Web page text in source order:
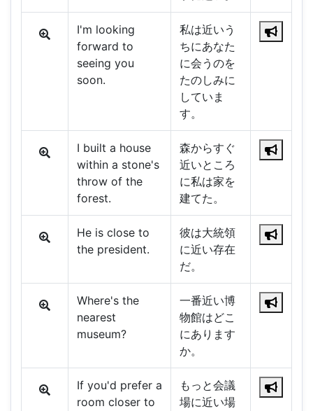
I'm looking
forward to
seeing you
soon.
私は近いう
ちにあなた
に会うのを
たのしみに
していま
す。
I built a house
within a stone's
throw of the
forest.
森からすぐ
近いところ
に私は家を
建てた。
He is close to
the president.
彼は大統領
に近い存在
だ。
Where's the
nearest
museum?
一番近い博
物館はどこ
にあります
か。
If you'd prefer a
room closer to
もっと会議
場に近い場